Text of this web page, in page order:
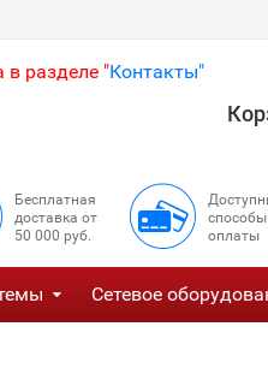
разделе "Контакты"
Бесплатная
доставка от
50 000 руб.
способы
оплаты
Сетевое